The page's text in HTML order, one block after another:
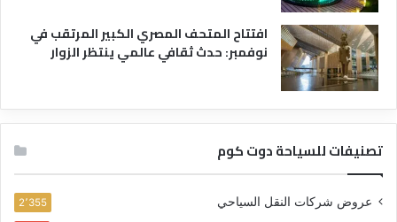
افتتاح المتحف المصري الكبير المرتقب في
نوفمبر: حدث ثقافي عالمي ينتظر الزوار
تصنيفات للسياحة دوت كوم
عروض شركات النقل السياحي 2٬355